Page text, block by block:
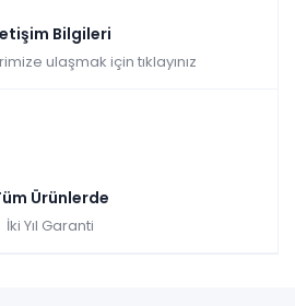
Bilgileri
ulaşmak için tıklayınız
Ürünlerde
İki Yıl Garanti